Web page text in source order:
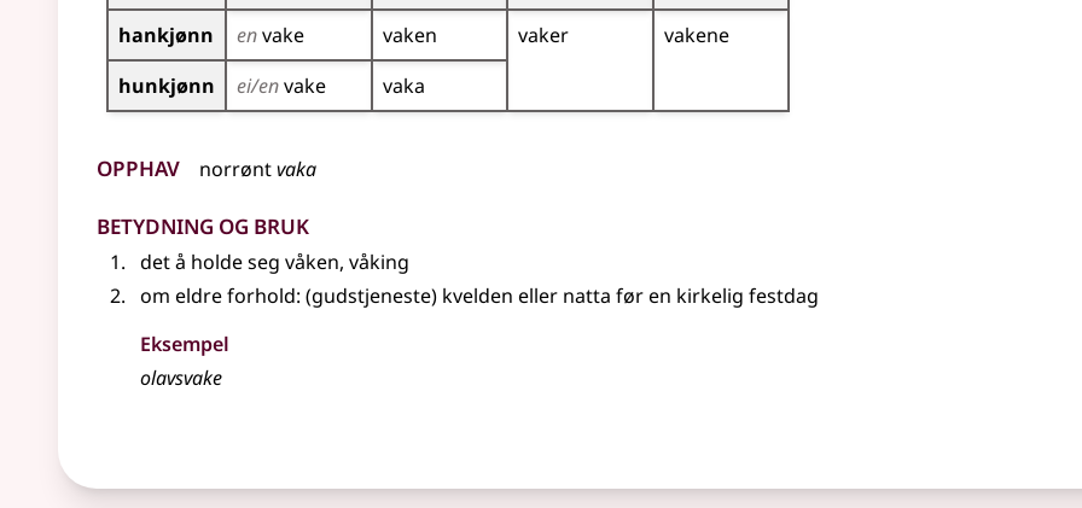
hankjønn
envake vaken vaker
vakene
hunkjønn
ei/envake vaka
Opphav norrøntvaka
Betydning og bruk
det å holde seg våken, våking
om eldreforhold: (gudstjeneste) kvelden eller natta før en kirkelig festdag
Eksempel
olavsvake